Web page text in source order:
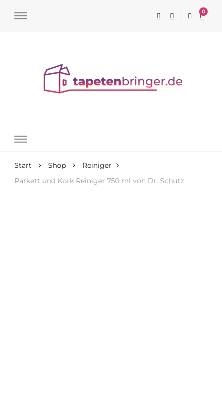
0
Start Shop
Reiniger
Parkett und Kork Reiniger 750 ml von Dr. Schutz